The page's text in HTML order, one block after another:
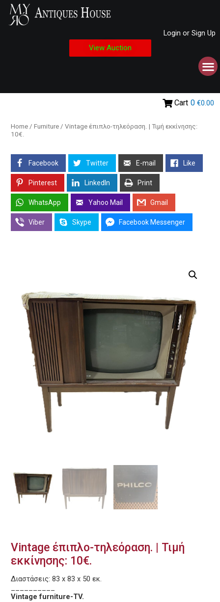
Login or Sign Up
View Auction
Cart 0 €0.00
Home / Furniture / Vintage έπιπλο-τηλεόραση. | Τιμή εκκίνησης:
10€.
Facebook Twitter E-mail Like
Pinterest LinkedIn Print
WhatsApp Yahoo Mail Gmail
Viber Skype Facebook Messenger
Vintage έπιπλο-τηλεόραση. | Τιμή
εκκίνησης: 10€.
Διαστάσεις: 83 x 83 x 50 εκ.
Vintage furniture-TV.